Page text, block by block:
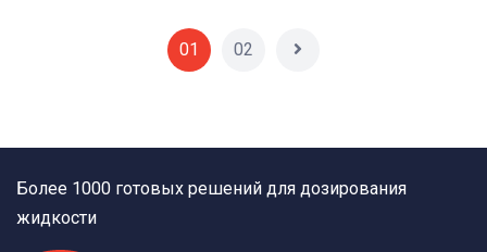
01 02
Более 1000 готовых решений для дозирования
жидкости